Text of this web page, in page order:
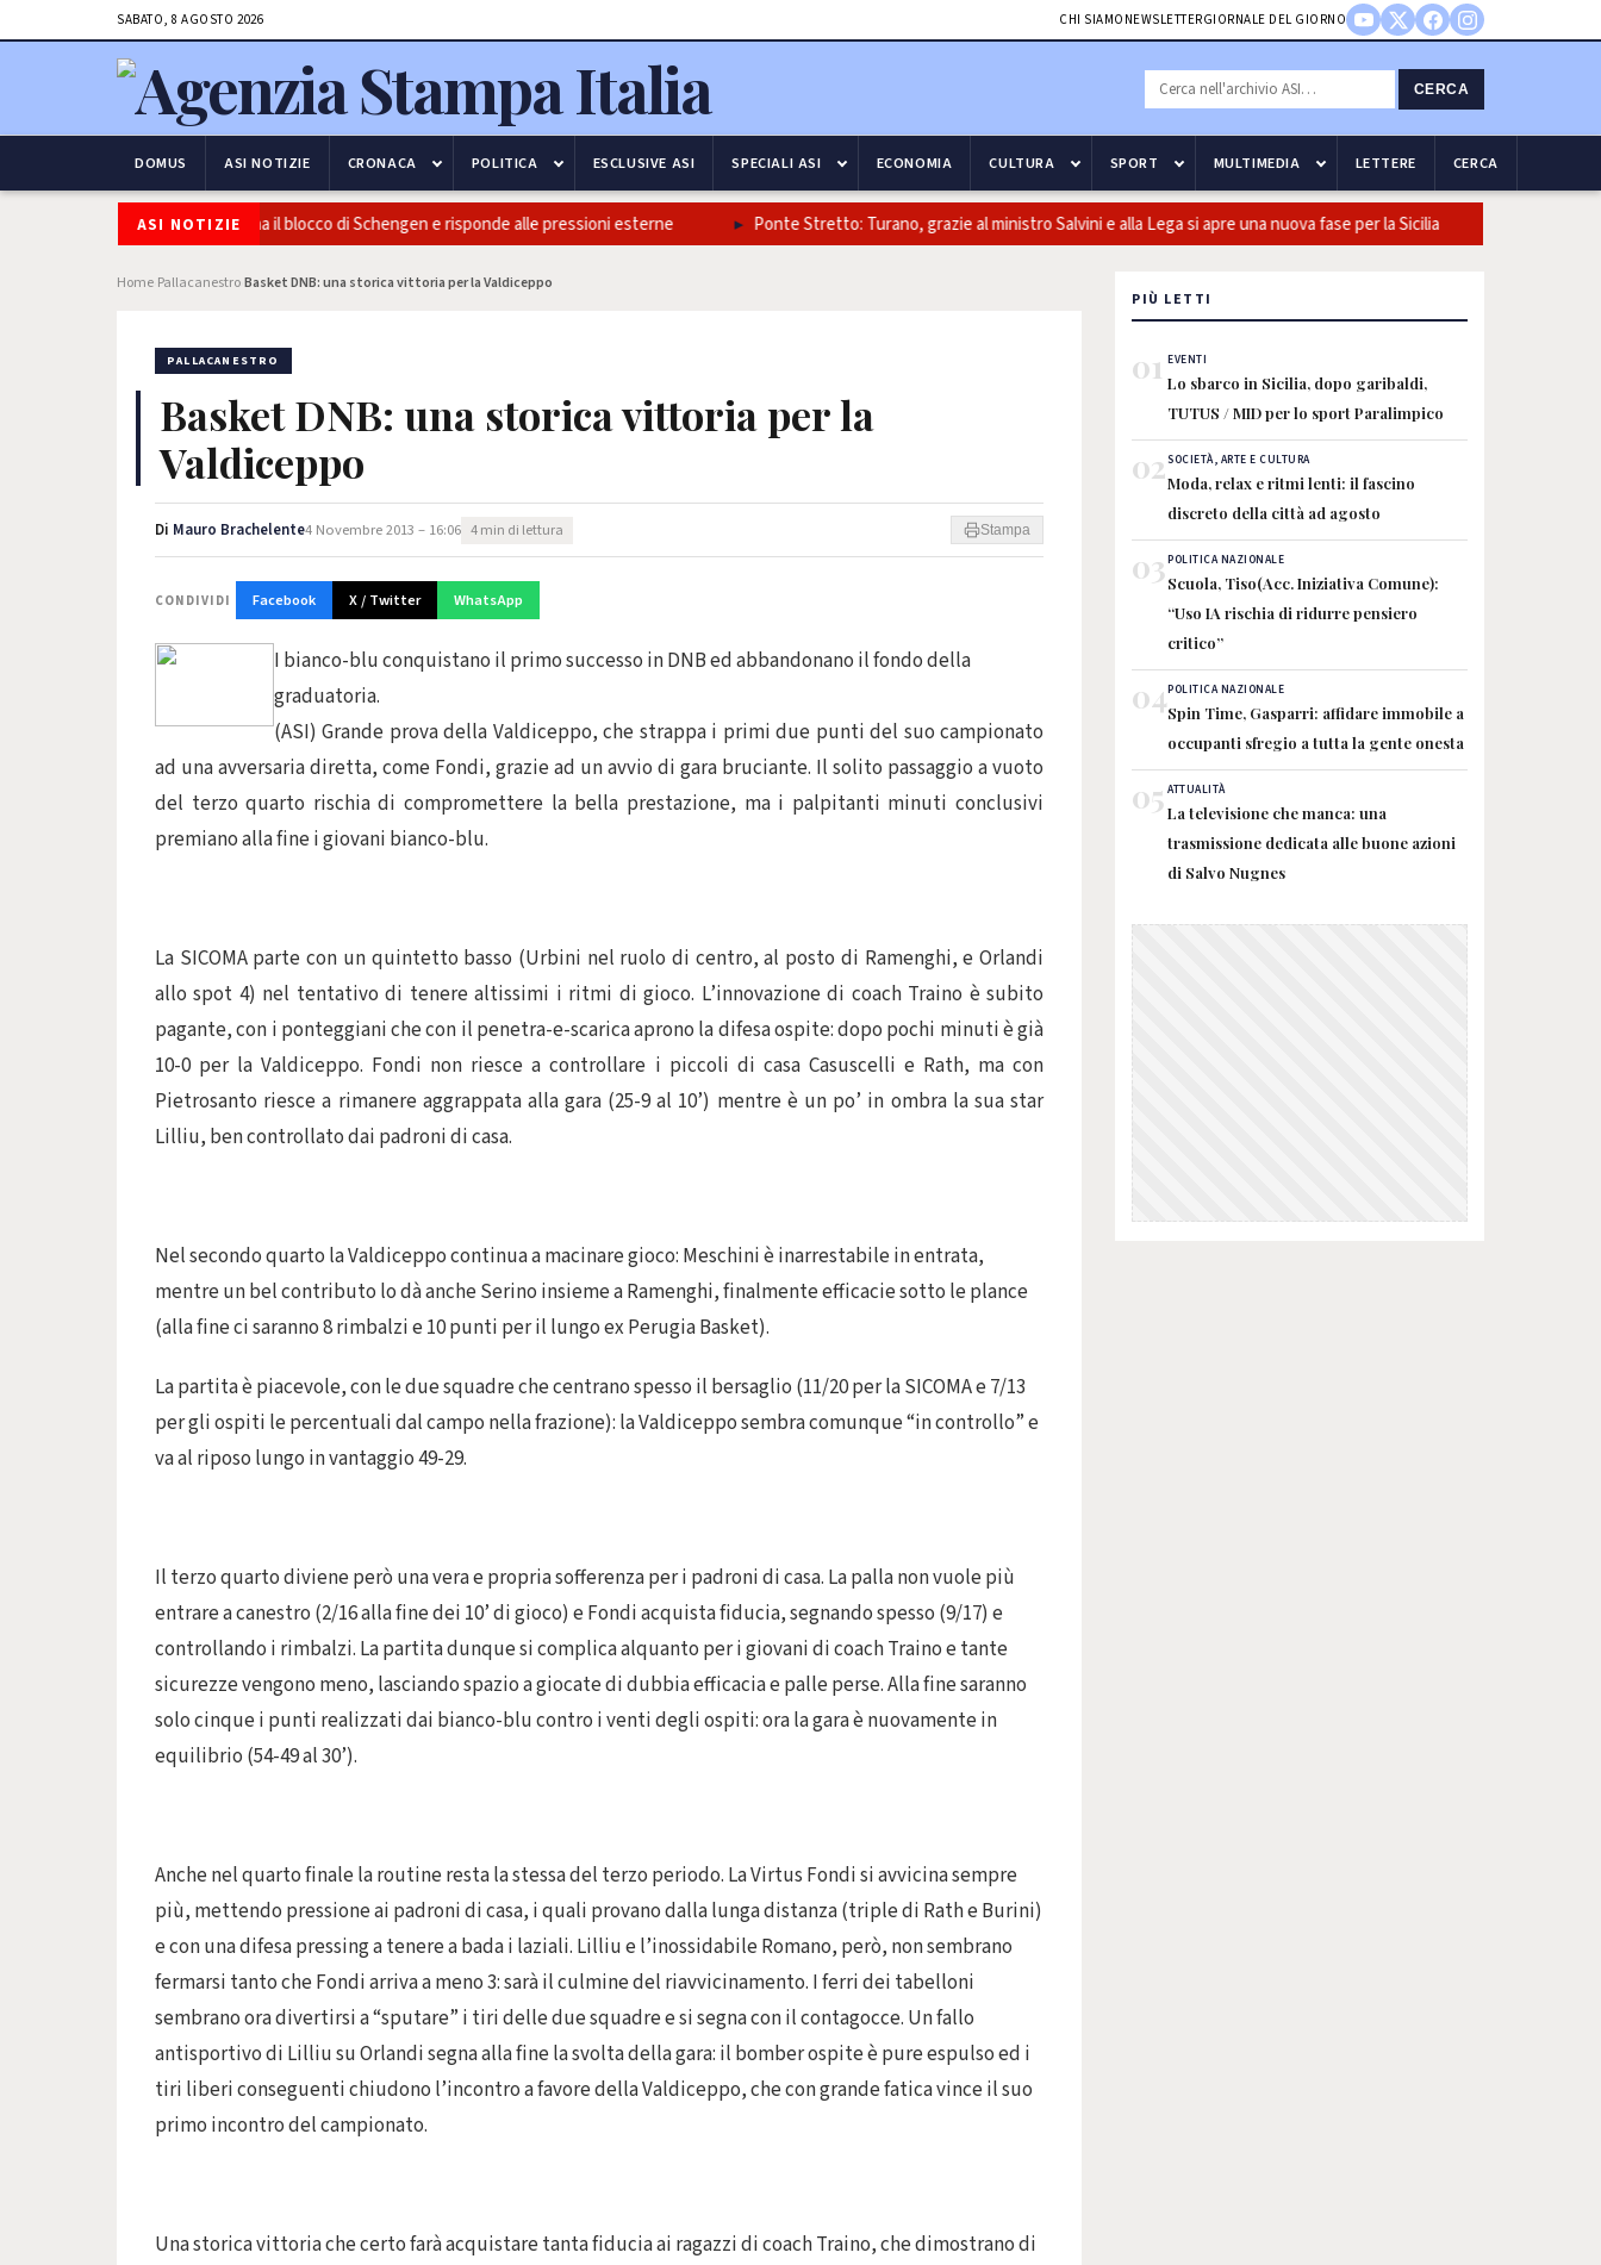
SABATO, 8 AGOSTO 2026 CHI SIAMO NEWSLETTERGIORNALE DEL GIORNO
CERCA
DOMUS ASI NOTIZIE CRONACA POLITICA ESCLUSIVE ASI SPECIALI ASI ECONOMIA CULTURA SPORT MULTIMEDIA LETTERE CERCA
ASI NOTIZIE
e frontiere: l’Italia conferma il blocco di Schengen e risponde alle pressioni esterne Ponte Stretto: Turano, grazie al ministro Salvini e alla Lega si apre una nuova fase per la Sicilia
Home PallacanestroBasket DNB: una storica vittoria per la Valdiceppo
PALLACANESTRO
Basket DNB: una storica vittoria per la
Valdiceppo
Di Mauro Brachelente4 Novembre 2013 – 16:06 4 min di lettura Stampa
CONDIVIDI Facebook X / Twitter WhatsApp
I bianco-blu conquistano il primo successo in DNB ed abbandonano il fondo della
graduatoria.
(ASI) Grande prova della Valdiceppo, che strappa i primi due punti del suo campionato
ad una avversaria diretta, come Fondi, grazie ad un avvio di gara bruciante. Il solito passaggio a vuoto
del terzo quarto rischia di compromettere la bella prestazione, ma i palpitanti minuti conclusivi
premiano alla fine i giovani bianco-blu.
La SICOMA parte con un quintetto basso (Urbini nel ruolo di centro, al posto di Ramenghi, e Orlandi
allo spot 4) nel tentativo di tenere altissimi i ritmi di gioco. L’innovazione di coach Traino è subito
pagante, con i ponteggiani che con il penetra-e-scarica aprono la difesa ospite: dopo pochi minuti è già
10-0 per la Valdiceppo. Fondi non riesce a controllare i piccoli di casa Casuscelli e Rath, ma con
Pietrosanto riesce a rimanere aggrappata alla gara (25-9 al 10’) mentre è un po’ in ombra la sua star
Lilliu, ben controllato dai padroni di casa.
Nel secondo quarto la Valdiceppo continua a macinare gioco: Meschini è inarrestabile in entrata,
mentre un bel contributo lo dà anche Serino insieme a Ramenghi, finalmente efficacie sotto le plance
(alla fine ci saranno 8 rimbalzi e 10 punti per il lungo ex Perugia Basket).
La partita è piacevole, con le due squadre che centrano spesso il bersaglio (11/20 per la SICOMA e 7/13
per gli ospiti le percentuali dal campo nella frazione): la Valdiceppo sembra comunque “in controllo” e
va al riposo lungo in vantaggio 49-29.
Il terzo quarto diviene però una vera e propria sofferenza per i padroni di casa. La palla non vuole più
entrare a canestro (2/16 alla fine dei 10’ di gioco) e Fondi acquista fiducia, segnando spesso (9/17) e
controllando i rimbalzi. La partita dunque si complica alquanto per i giovani di coach Traino e tante
sicurezze vengono meno, lasciando spazio a giocate di dubbia efficacia e palle perse. Alla fine saranno
solo cinque i punti realizzati dai bianco-blu contro i venti degli ospiti: ora la gara è nuovamente in
equilibrio (54-49 al 30’).
Anche nel quarto finale la routine resta la stessa del terzo periodo. La Virtus Fondi si avvicina sempre
più, mettendo pressione ai padroni di casa, i quali provano dalla lunga distanza (triple di Rath e Burini)
e con una difesa pressing a tenere a bada i laziali. Lilliu e l’inossidabile Romano, però, non sembrano
fermarsi tanto che Fondi arriva a meno 3: sarà il culmine del riavvicinamento. I ferri dei tabelloni
sembrano ora divertirsi a “sputare” i tiri delle due squadre e si segna con il contagocce. Un fallo
antisportivo di Lilliu su Orlandi segna alla fine la svolta della gara: il bomber ospite è pure espulso ed i
tiri liberi conseguenti chiudono l’incontro a favore della Valdiceppo, che con grande fatica vince il suo
primo incontro del campionato.
Una storica vittoria che certo farà acquistare tanta fiducia ai ragazzi di coach Traino, che dimostrano di
PIÙ LETTI
01 EVENTI
Lo sbarco in Sicilia, dopo garibaldi,
TUTUS / MID per lo sport Paralimpico
02SOCIETÀ, ARTE E CULTURA
Moda, relax e ritmi lenti: il fascino
discreto della città ad agosto
03POLITICA NAZIONALE
Scuola, Tiso(Acc. Iniziativa Comune):
“Uso IA rischia di ridurre pensiero
critico”
04POLITICA NAZIONALE
Spin Time, Gasparri: affidare immobile a
occupanti sfregio a tutta la gente onesta
05 ATTUALITÀ
La televisione che manca: una
trasmissione dedicata alle buone azioni
di Salvo Nugnes